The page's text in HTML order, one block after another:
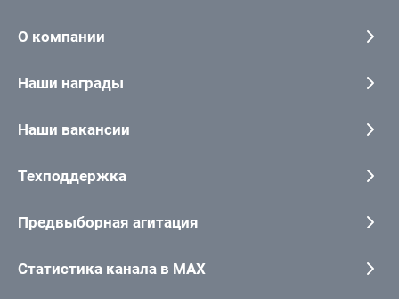
О компании
Наши награды
Наши вакансии
Техподдержка
Предвыборная агитация
Статистика канала в MAX